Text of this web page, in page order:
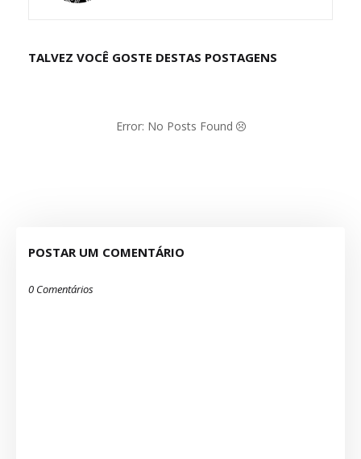
TALVEZ VOCÊ GOSTE DESTAS POSTAGENS
Error: No Posts Found
POSTAR UM COMENTÁRIO
0 Comentários